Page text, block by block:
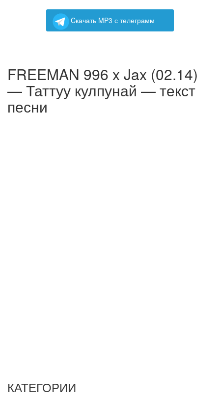
Cкачать MP3 с телеграмм
FREEMAN 996 x Jax (02.14)
— Таттуу кулпунай — текст
песни
КАТЕГОРИИ